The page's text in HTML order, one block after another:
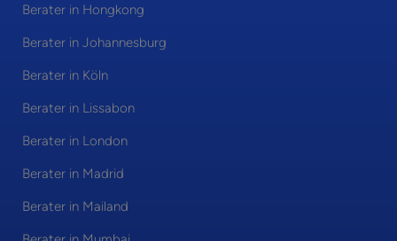
Berater in Hongkong
Berater in Johannesburg
Berater in Köln
Berater in Lissabon
Berater in London
Berater in Madrid
Berater in Mailand